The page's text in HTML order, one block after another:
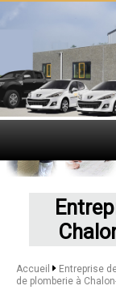
Accueil Entreprise
de plomberie à